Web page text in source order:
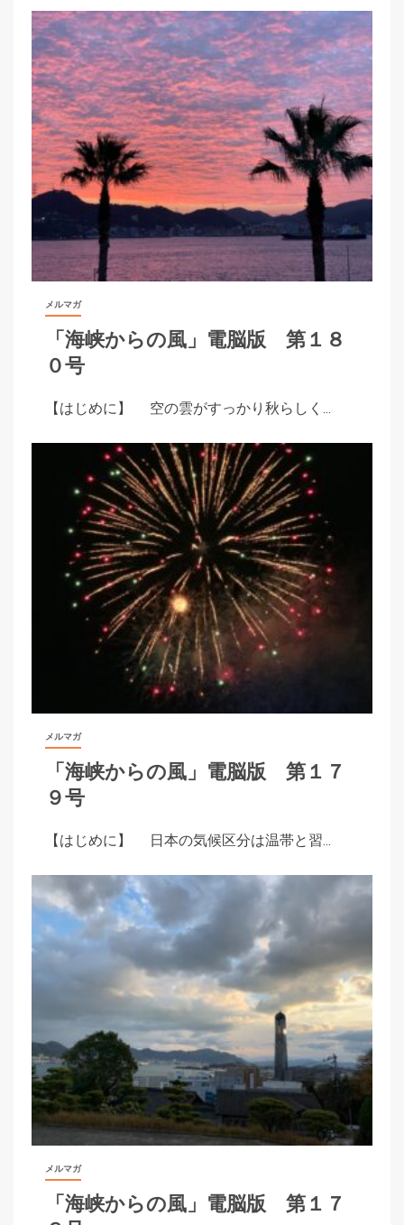
メルマガ
「海峡からの風」電脳版 第１８
０号
【はじめに】 空の雲がすっかり秋らしく...
メルマガ
「海峡からの風」電脳版 第１７
９号
【はじめに】 日本の気候区分は温帯と習...
メルマガ
「海峡からの風」電脳版 第１７